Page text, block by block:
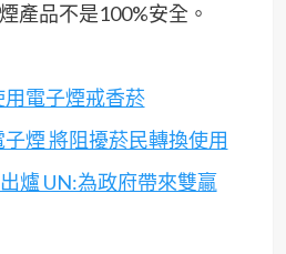
產品不是100%安全。
電子煙戒香菸
煙 將阻擾菸民轉換使用
爐 UN:為政府帶來雙贏